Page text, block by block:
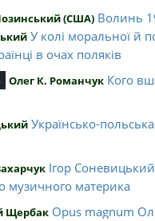
(США) Волинь
У колі моральної й
в очах поляків
Олег К. Романчук Кого
Українсько-
Ігор
музичного материка
Щербак Opus magnum